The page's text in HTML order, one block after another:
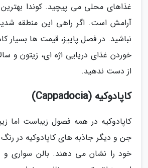
غذاهای محلی می پیچید. کوندا
آرامش است. اگر راهی این منطقه
نباشید. در فصل پاییز، قیمت ها بسیار
خوردن غذای دریایی اژه ای، زیتون و
از دست ندهید.
کاپادوکیه (Cappadocia)
کاپادوکیه در همه فصول زیباست اما
جن و دیگر جاذبه های کاپادوکیه در رنگ
خود را نشان می دهند. بالن سواری و